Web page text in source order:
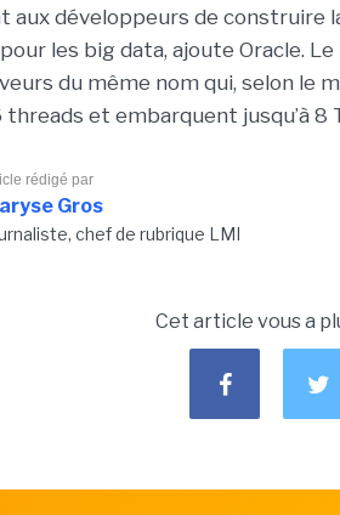
développeurs de construire
les big data, ajoute Oracle.
du même nom qui, selon le
et embarquent jusqu’à 8
rédigé par
Gros
chef de rubrique LMI
Cet article vous a